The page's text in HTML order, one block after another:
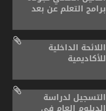
برامج التعلم عن بعد
اللائحة الداخلية
للأكاديمية
التسجيل لدراسة